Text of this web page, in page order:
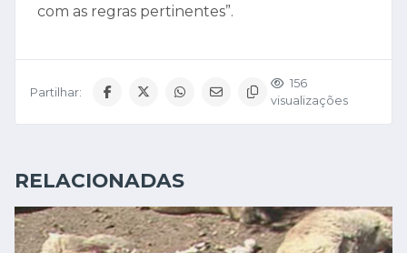
com as regras pertinentes”.
Partilhar:
156
visualizações
RELACIONADAS